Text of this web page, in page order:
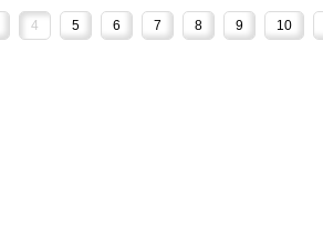
4 5 6 7 8 9 10